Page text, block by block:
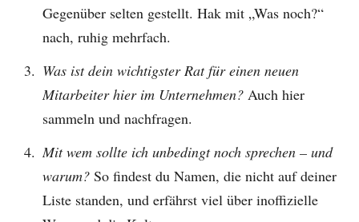
Gegenüber selten gestellt. Hak mit „Was noch?“
nach, ruhig mehrfach.
Was ist dein wichtigster Rat für einen neuen
Mitarbeiter hier im Unternehmen?Auch hier
sammeln und nachfragen.
Mit wem sollte ich unbedingt noch sprechen – und
warum?So findest du Namen, die nicht auf deiner
Liste standen, und erfährst viel über inoffizielle